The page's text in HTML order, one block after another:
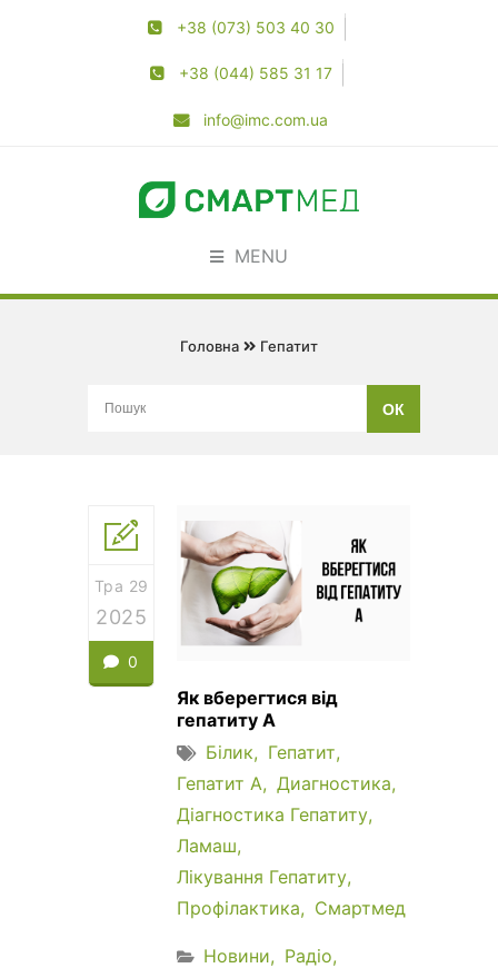
+38 (073) 503 40 30
+38 (044) 585 31 17
info@imc.com.ua
MENU
Головна Гепатит
Тра 29
2025
0
Як вберегтися від
гепатиту А
Білик
Гепатит
Гепатит А
Диагностика
Діагностика Гепатиту
Ламаш
Лікування Гепатиту
Профілактика
Смартмед
Новини
Радіо